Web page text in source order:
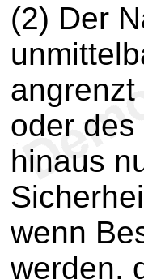
(2) Der
oder
hinaus
wenn
werden,